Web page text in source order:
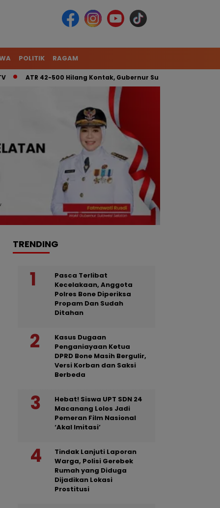
POLITIK RAGAM
42-500 Hilang Kontak, Gubernur Sulsel: Kita Kerahkan Tim
TRENDING
Pasca Terlibat
Kecelakaan, Anggota
Polres Bone Diperiksa
Propam Dan Sudah
Ditahan
Kasus Dugaan
Penganiayaan Ketua
DPRD Bone Masih Bergulir,
Versi Korban dan Saksi
Berbeda
Hebat! Siswa UPT SDN 24
Macanang Lolos Jadi
Pemeran Film Nasional
‘Akal Imitasi’
Tindak Lanjuti Laporan
Warga, Polisi Gerebek
Rumah yang Diduga
Dijadikan Lokasi
Prostitusi